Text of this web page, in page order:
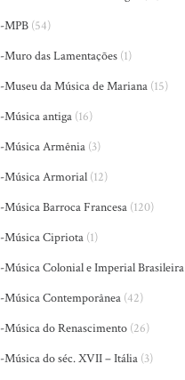
-MPB (54)
-Muro das Lamentações (1)
-Museu da Música de Mariana (15)
-Música antiga (16)
-Música Armênia (3)
-Música Armorial (12)
-Música Barroca Francesa (120)
-Música Cipriota (1)
-Música Colonial e Imperial Brasileira
-Música Contemporânea (42)
-Música do Renascimento (26)
-Música do séc. XVII – Itália (3)